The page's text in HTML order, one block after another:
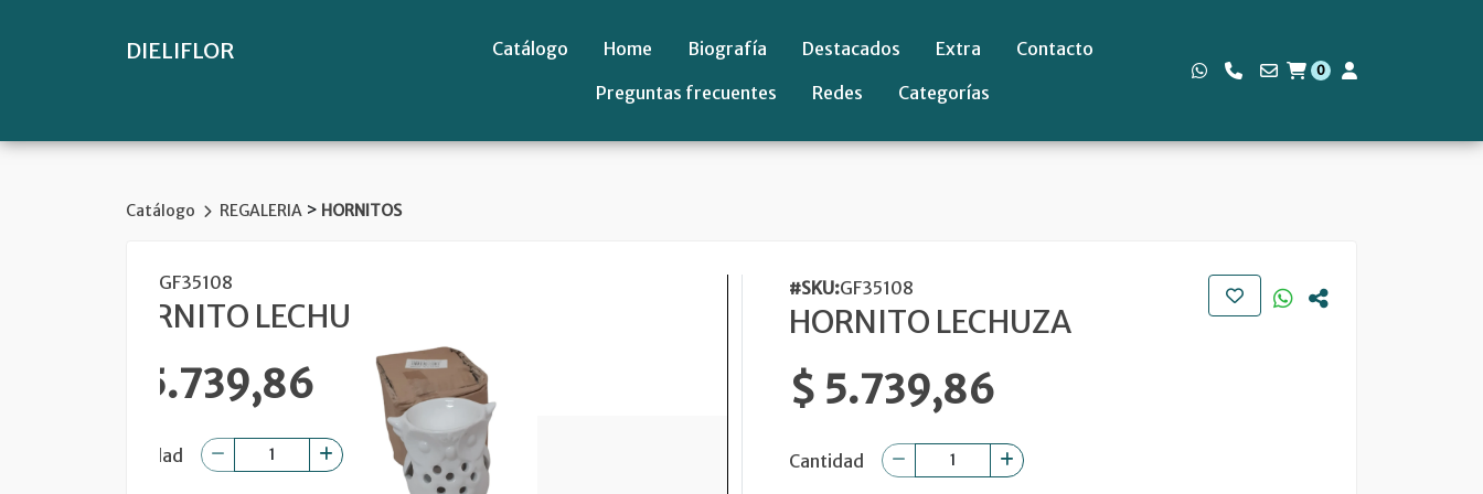
DIELIFLOR Catálogo Home Biografía Destacados Extra
Contacto
Preguntas frecuentes
Redes Categorías
0
Catálogo REGALERIA > HORNITOS
#SKU:GF35108
HORNITO LECHUZA
$ 5.739,86
Cantidad